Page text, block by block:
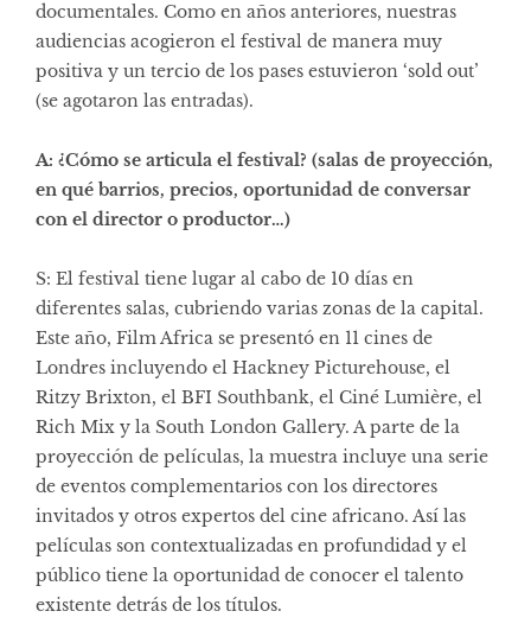
documentales. Como en años anteriores, nuestras
audiencias acogieron el festival de manera muy
positiva y un tercio de los pases estuvieron ‘sold out’
(se agotaron las entradas).
A: ¿Cómo se articula el festival? (salas de proyección,
en qué barrios, precios, oportunidad de conversar
con el director o productor…)
S: El festival tiene lugar al cabo de 10 días en
diferentes salas, cubriendo varias zonas de la capital.
Este año, Film Africa se presentó en 11 cines de
Londres incluyendo el Hackney Picturehouse, el
Ritzy Brixton, el BFI Southbank, el Ciné Lumière, el
Rich Mix y la South London Gallery. A parte de la
proyección de películas, la muestra incluye una serie
de eventos complementarios con los directores
invitados y otros expertos del cine africano. Así las
películas son contextualizadas en profundidad y el
público tiene la oportunidad de conocer el talento
existente detrás de los títulos.